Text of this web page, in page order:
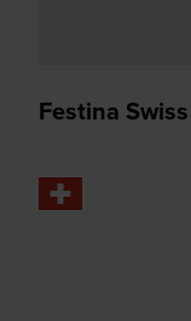
Festina